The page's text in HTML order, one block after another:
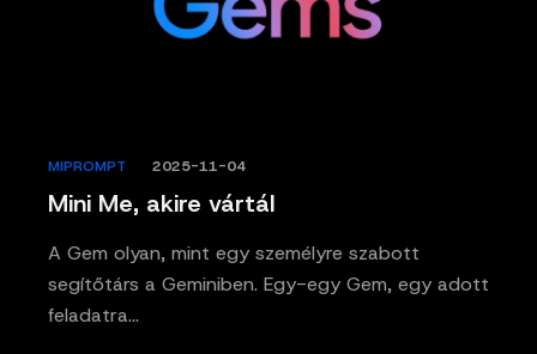
Mini Me, akire vártál
MIPROMPT 2025-11-04
A Gem olyan, mint egy személyre szabott
segítőtárs a Geminiben. Egy-egy Gem, egy adott
feladatra…